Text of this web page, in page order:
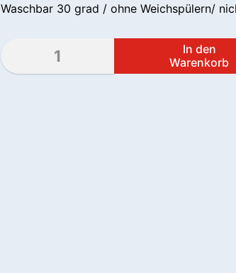
Waschbar 30 grad / ohne Weichspülern/